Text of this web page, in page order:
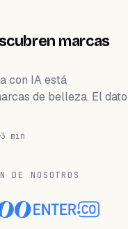
marcas
con IA está
de belleza. El dato
3 min
NOSOTROS